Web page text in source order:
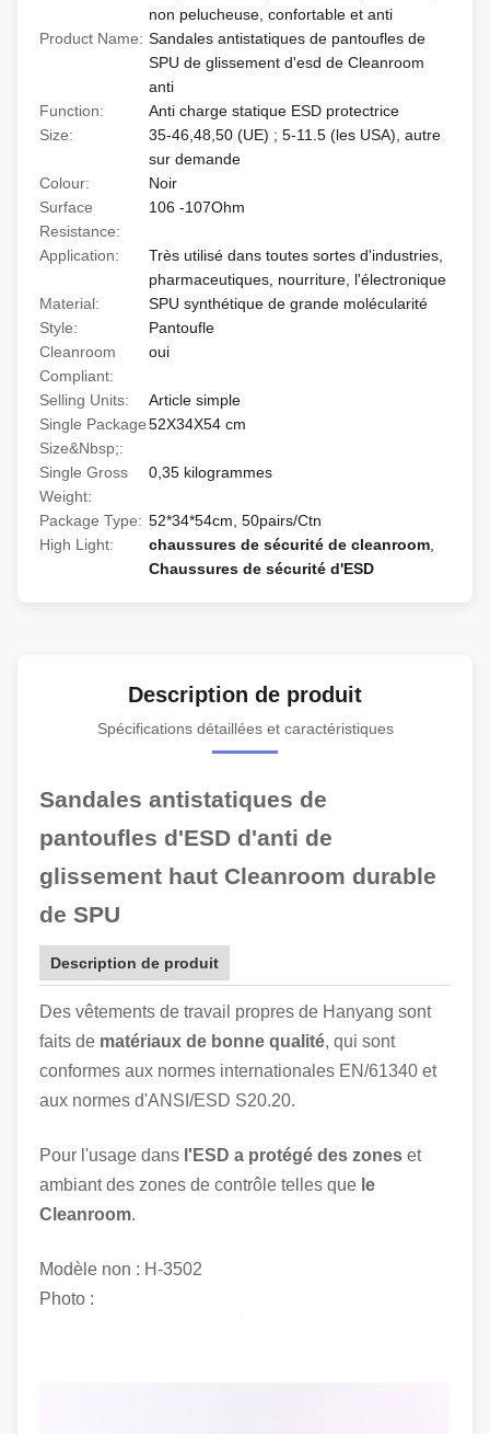
non pelucheuse, confortable et anti
Product Name: Sandales antistatiques de pantoufles de
SPU de glissement d'esd de Cleanroom
anti
Function:
Anti charge statique ESD protectrice
Size:
35-46,48,50 (UE) ; 5-11.5 (les USA), autre
sur demande
Colour:
Noir
Surface
Resistance:
106 -107Ohm
Application:
Très utilisé dans toutes sortes d'industries,
pharmaceutiques, nourriture, l'électronique
Material:
SPU synthétique de grande molécularité
Style:
Pantoufle
Cleanroom
Compliant:
oui
Selling Units:
Article simple
Single Package
Size&Nbsp;:
52X34X54 cm
Single Gross
Weight:
0,35 kilogrammes
Package Type: 52*34*54cm, 50pairs/Ctn
High Light:
chaussures de sécurité de cleanroom
Chaussures de sécurité d'ESD
Description de produit
Spécifications détaillées et caractéristiques
Sandales antistatiques de
pantoufles d'ESD d'anti de
glissement haut Cleanroom durable
de SPU
Description de produit
Des vêtements de travail propres de Hanyang sont
faits de matériaux de bonne qualité, qui sont
conformes aux normes internationales EN/61340 et
aux normes d'ANSI/ESD S20.20.
Pour l'usage dans l'ESD a protégé des zones et
ambiant des zones de contrôle telles que le
Cleanroom.
Modèle non : H-3502
Photo :